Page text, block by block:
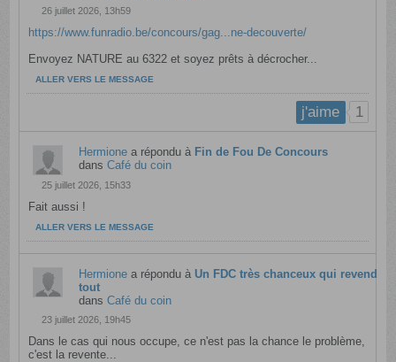
26 juillet 2026, 13h59
https://www.funradio.be/concours/gag...ne-decouverte/
Envoyez NATURE au 6322 et soyez prêts à décrocher...
ALLER VERS LE MESSAGE
j'aime 1
Hermione a répondu à Fin de Fou De Concours
dansCafé du coin
25 juillet 2026, 15h33
Fait aussi !
ALLER VERS LE MESSAGE
Hermione a répondu àUn FDC très chanceux qui revend
tout
dansCafé du coin
23 juillet 2026, 19h45
Dans le cas qui nous occupe, ce n'est pas la chance le problème,
c'est la revente...